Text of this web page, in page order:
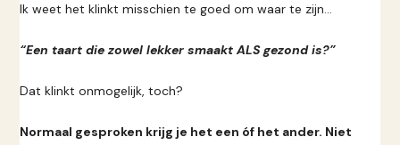
Ik weet het klinkt misschien te goed om waar te zijn…
“Een taart die zowel lekker smaakt ALS gezond is?”
Dat klinkt onmogelijk, toch?
Normaal gesproken krijg je het een óf het ander. Niet